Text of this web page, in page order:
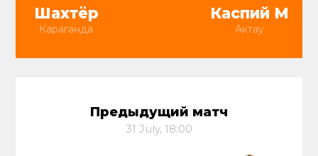
Шахтёр
Караганда
Каспий М
Актау
Предыдущий матч
31 July, 18:00